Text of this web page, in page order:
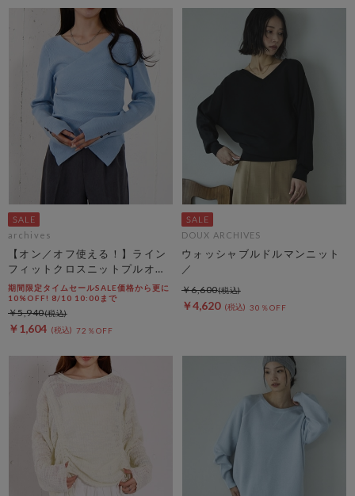
archives
【オン／オフ使える！】ライン
フィットクロスニットプルオー
バー
期間限定タイムセールSALE価格から更に
10%OFF! 8/10 10:00まで
￥1,604 72％OFF
￥5,940
DOUX ARCHIVES
ウォッシャブルドルマンニット
／
￥4,620 30％OFF
￥6,600